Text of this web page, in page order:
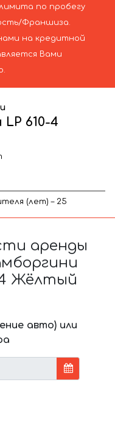
по пробегу
Франшиза.
на кредитной
Вами
610-4
(лет) – 25
аренды
4 Жёлтый
авто) или